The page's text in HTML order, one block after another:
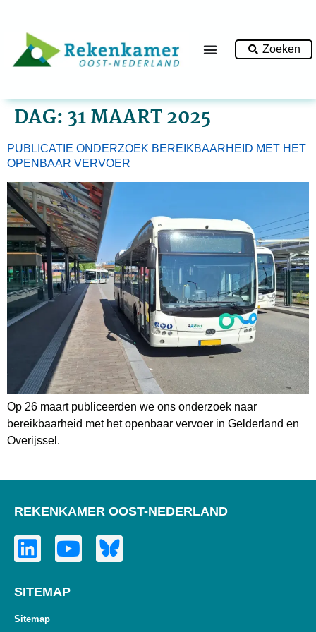
Zoeken
DAG: 31 MAART 2025
PUBLICATIE ONDERZOEK BEREIKBAARHEID MET HET
OPENBAAR VERVOER
Op 26 maart publiceerden we ons onderzoek naar
bereikbaarheid met het openbaar vervoer in Gelderland en
Overijssel.
REKENKAMER OOST-NEDERLAND
SITEMAP
Sitemap